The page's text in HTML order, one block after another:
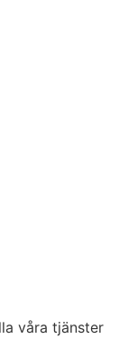
våra tjänster